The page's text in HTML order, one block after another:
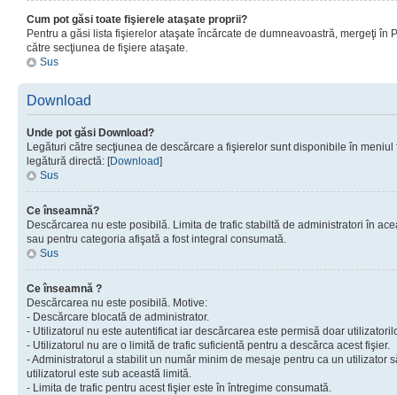
Cum pot găsi toate fişierele ataşate proprii?
Pentru a găsi lista fişierelor ataşate încărcate de dumneavoastră, mergeţi în
către secţiunea de fişiere ataşate.
Sus
Download
Unde pot găsi Download?
Legături către secţiunea de descărcare a fişierelor sunt disponibile în
legătură directă: [Download]
Sus
Ce înseamnă?
Descărcarea nu este posibilă. Limita de trafic stabiltă de administratori în
sau pentru categoria afişată a fost integral consumată.
Sus
Ce înseamnă ?
Descărcarea nu este posibilă. Motive:
- Descărcare blocată de administrator.
- Utilizatorul nu este autentificat iar descărcarea este permisă doar
- Utilizatorul nu are o limită de trafic suficientă pentru a descărca acest fişier.
- Administratorul a stabilit un număr minim de mesaje pentru ca un utilizator
utilizatorul este sub această limită.
- Limita de trafic pentru acest fişier este în întregime consumată.